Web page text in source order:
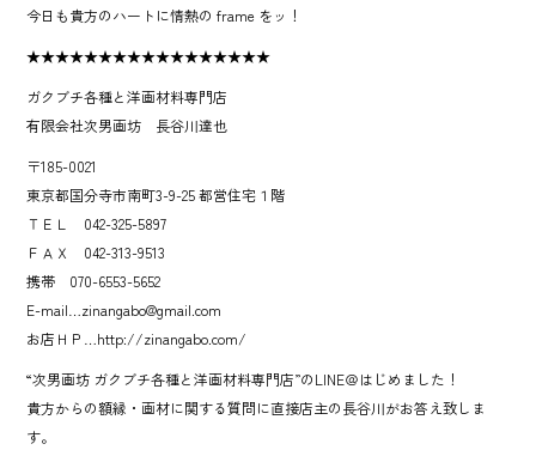
今日も貴方のハートに情熱の frame をッ！
★★★★★★★★★★★★★★★★★
ガクブチ各種と洋画材料専門店
有限会社次男画坊 長谷川達也
〒185-0021
東京都国分寺市南町3-9-25 都営住宅１階
ＴＥＬ 042-325-5897
ＦＡＸ 042-313-9513
携帯 070-6553-5652
E-mail…zinangabo@gmail.com
お店ＨＰ…http://zinangabo.com/
“次男画坊 ガクブチ各種と洋画材料専門店”のLINE＠はじめました！
貴方からの額縁・画材に関する質問に直接店主の長谷川がお答え致しま
す。